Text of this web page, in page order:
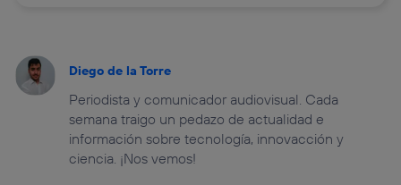
Diego de la Torre
Periodista y comunicador audiovisual. Cada
semana traigo un pedazo de actualidad e
información sobre tecnología, innovacción y
ciencia. ¡Nos vemos!